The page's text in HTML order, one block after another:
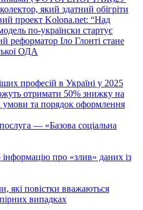
який здатний обігріти
проект Kolona.net: “Над
по-українски стартує
реформатор Іло Глонті стане
ОДА
професій в Україні у 2025
отримати 50% знижку на
умови та порядок оформлення
— «Базова соціальна
про «злив» даних із
які повістки вважаються
випадках